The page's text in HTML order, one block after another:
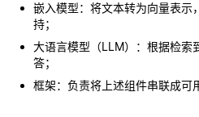
嵌入模型：将文本转为向量表示
持；
大语言模型（LLM）：根据检索
答；
框架：负责将上述组件串联成可